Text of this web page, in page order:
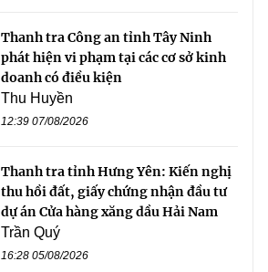
Thanh tra Công an tỉnh Tây Ninh
phát hiện vi phạm tại các cơ sở kinh
doanh có điều kiện
Thu Huyền
12:39 07/08/2026
Thanh tra tỉnh Hưng Yên: Kiến nghị
thu hồi đất, giấy chứng nhận đầu tư
dự án Cửa hàng xăng dầu Hải Nam
Trần Quý
16:28 05/08/2026